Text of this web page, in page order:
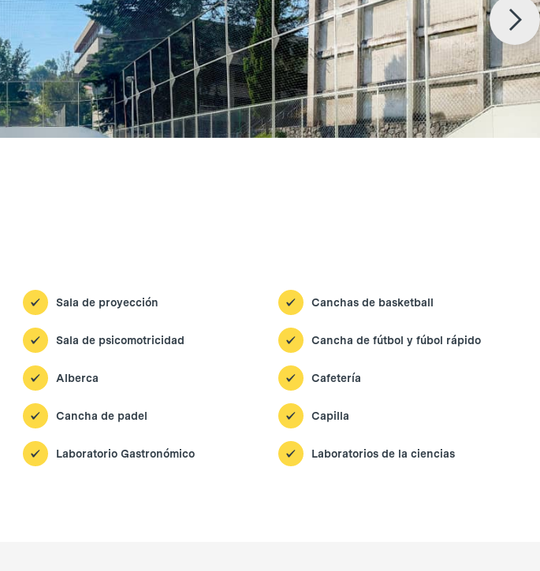
Sala de proyección Canchas de basketball
Sala de psicomotricidad Cancha de fútbol y fúbol rápido
Alberca Cafetería
Cancha de padel Capilla
Laboratorio Gastronómico Laboratorios de la ciencias